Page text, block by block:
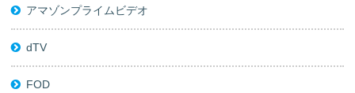
アマゾンプライムビデオ
dTV
FOD